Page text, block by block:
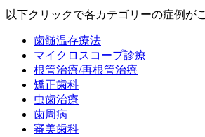
以下クリックで各カテゴリーの症例が
歯髄温存療法
マイクロスコープ診療
根管治療/再根管治療
矯正歯科
虫歯治療
歯周病
審美歯科